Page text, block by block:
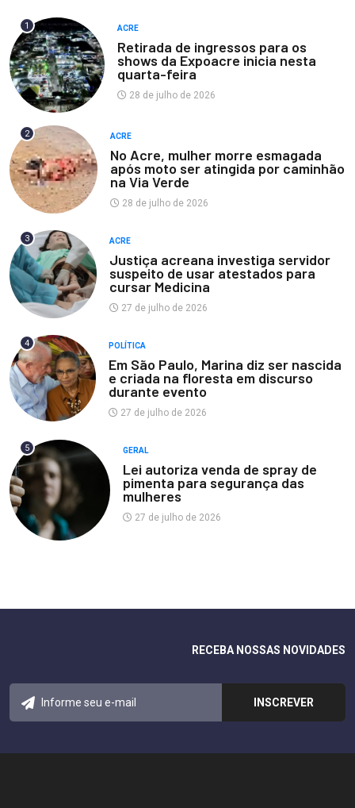
1 ACRE
Retirada de ingressos para os
shows da Expoacre inicia nesta
quarta-feira
28 de julho de 2026
2 ACRE
No Acre, mulher morre esmagada
após moto ser atingida por caminhão
na Via Verde
28 de julho de 2026
3 ACRE
Justiça acreana investiga servidor
suspeito de usar atestados para
cursar Medicina
27 de julho de 2026
4 POLÍTICA
Em São Paulo, Marina diz ser nascida
e criada na floresta em discurso
durante evento
27 de julho de 2026
5 GERAL
Lei autoriza venda de spray de
pimenta para segurança das
mulheres
27 de julho de 2026
RECEBA NOSSAS NOVIDADES